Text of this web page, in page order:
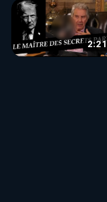
2:21